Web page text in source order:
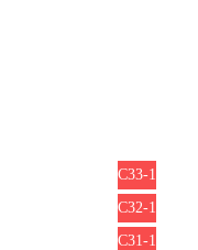
C33-1
C32-1
C31-1